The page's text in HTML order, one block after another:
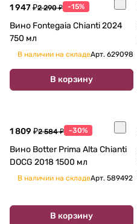
1 947 ₽2 290 ₽ -15%
Вино Fontegaia Chianti 2024
750 мл
В наличии на складеАрт. 629098
В корзину
1 809 ₽2 584 ₽ -30%
Вино Botter Prima Alta Chianti
DOCG 2018 1500 мл
В наличии на складеАрт. 589492
В корзину